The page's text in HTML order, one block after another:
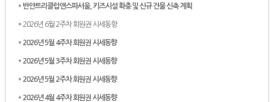
* 반얀트리클럽앤스파서울, 키즈시설 확충 및 신규 건물 신축 계획
* 2026년 6월 2주차 회원권 시세동향
* 2026년 5월 4주차 회원권 시세동향
* 2026년 5월 3주차 회원권 시세동향
* 2026년 5월 2주차 회원권 시세동향
* 2026년 4월 4주차 회원권 시세동향